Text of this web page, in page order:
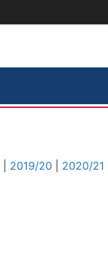
2019/20
2020/21